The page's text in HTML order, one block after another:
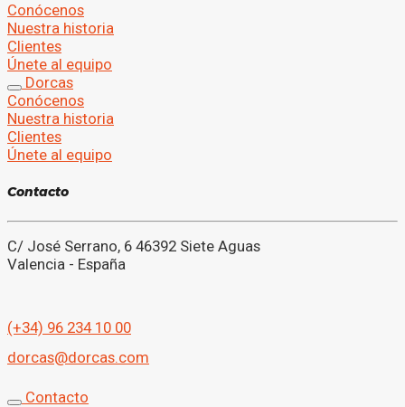
Conócenos
Nuestra historia
Clientes
Únete al equipo
Dorcas
Conócenos
Nuestra historia
Clientes
Únete al equipo
Contacto
C/ José Serrano, 6 46392 Siete Aguas
Valencia - España
(+34) 96 234 10 00
dorcas@dorcas.com
Contacto